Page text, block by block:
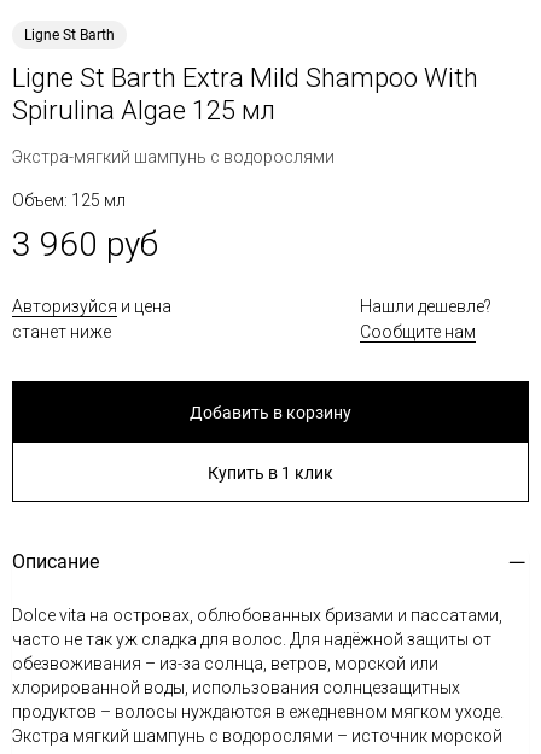
Ligne St Barth
Ligne St Barth Extra Mild Shampoo With
Spirulina Algae 125 мл
Экстра-мягкий шампунь с водорослями
Объем: 125 мл
3 960 руб
Авторизуйся и цена
станет ниже
Нашли дешевле?
Сообщите нам
Добавить в корзину
Купить в 1 клик
Описание
Dolce vita на островах, облюбованных бризами и пассатами,
часто не так уж сладка для волос. Для надёжной защиты от
обезвоживания – из-за солнца, ветров, морской или
хлорированной воды, использования солнцезащитных
продуктов – волосы нуждаются в ежедневном мягком уходе.
Экстра мягкий шампунь с водорослями – источник морской